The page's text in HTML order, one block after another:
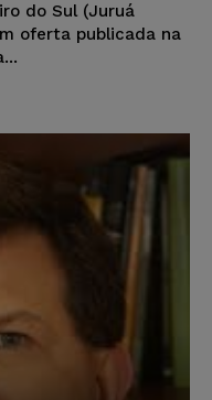
do Sul (Juruá
oferta publicada na